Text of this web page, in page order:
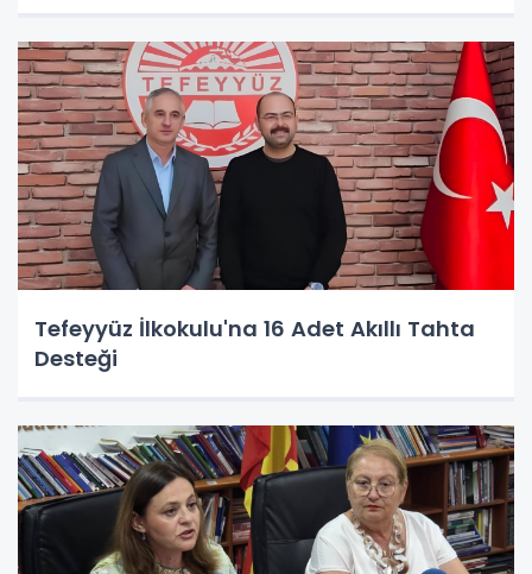
Tefeyyüz İlkokulu'na 16 Adet Akıllı Tahta
Desteği